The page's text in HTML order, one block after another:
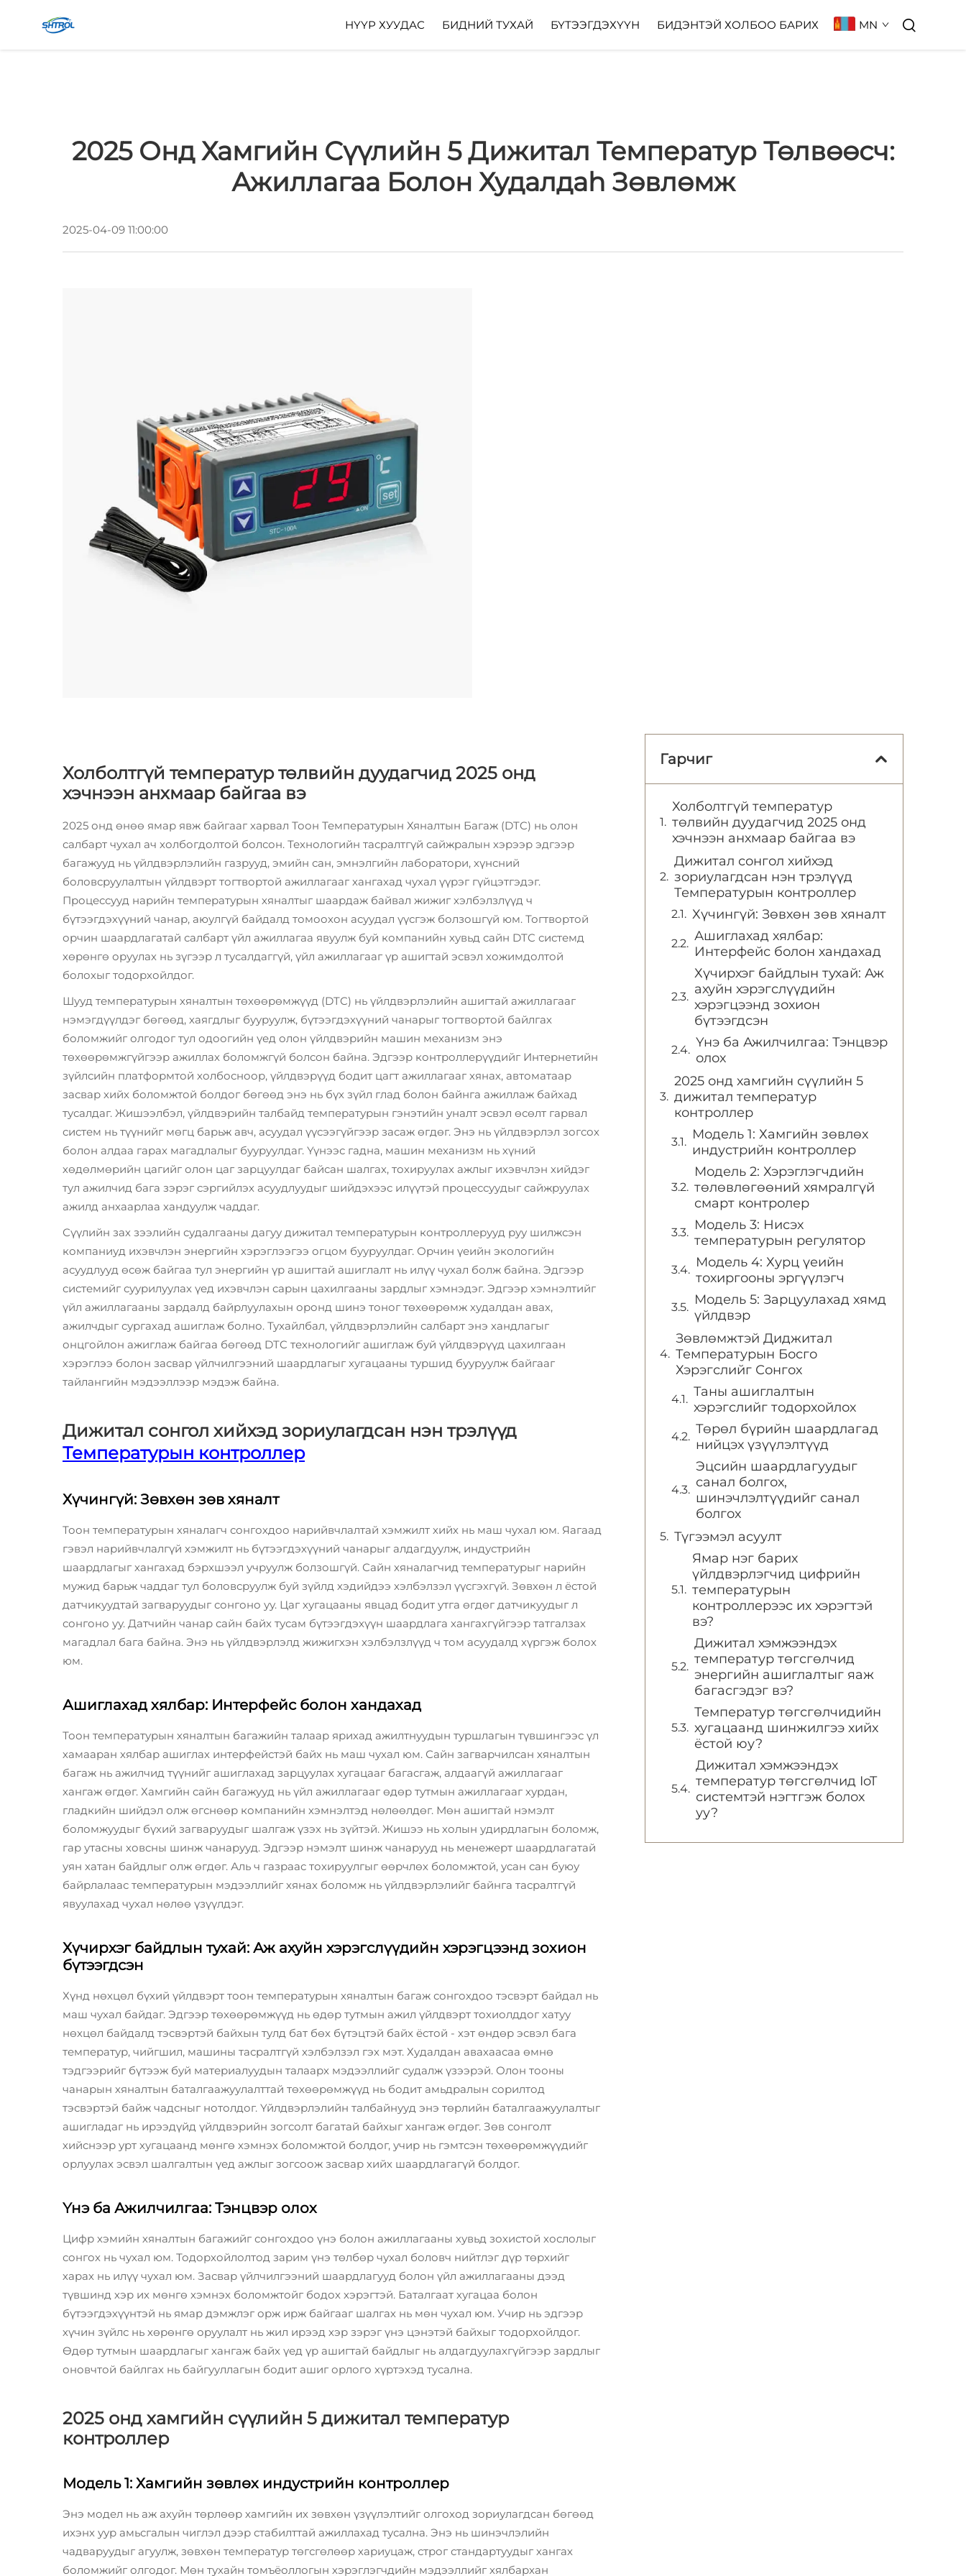
НҮҮР ХУУДАС БИДНИЙ ТУХАЙ БҮТЭЭГДЭХҮҮН БИДЭНТЭЙ ХОЛБОО БАРИХ MN
2025 Онд Хамгийн Сүүлийн 5 Дижитал Температур Төлвөөсч:
Ажиллагаа Болон Худалдah Зөвлөмж
2025-04-09 11:00:00
Холболтгүй температур төлвийн дуудагчид 2025 онд
хэчнээн анхмаар байгаа вэ
2025 онд өнөө ямар явж байгааг харвал Тоон Температурын Хяналтын Багаж (DTC) нь олон
салбарт чухал ач холбогдолтой болсон. Технологийн тасралтгүй сайжралын хэрээр эдгээр
багажууд нь үйлдвэрлэлийн газрууд, эмийн сан, эмнэлгийн лаборатори, хүнсний
боловсруулалтын үйлдвэрт тогтвортой ажиллагааг хангахад чухал үүрэг гүйцэтгэдэг.
Процессууд нарийн температурын хяналтыг шаардаж байвал жижиг хэлбэлзлүүд ч
бүтээгдэхүүний чанар, аюулгүй байдалд томоохон асуудал үүсгэж болзошгүй юм. Тогтвортой
орчин шаардлагатай салбарт үйл ажиллагаа явуулж буй компанийн хувьд сайн DTC системд
хөрөнгө оруулах нь зүгээр л тусалдаггүй, үйл ажиллагааг үр ашигтай эсвэл хожимдолтой
болохыг тодорхойлдог.
Шууд температурын хяналтын төхөөрөмжүүд (DTC) нь үйлдвэрлэлийн ашигтай ажиллагааг
нэмэгдүүлдэг бөгөөд, хаягдлыг бууруулж, бүтээгдэхүүний чанарыг тогтвортой байлгах
боломжийг олгодог тул одоогийн үед олон үйлдвэрийн машин механизм энэ
төхөөрөмжгүйгээр ажиллах боломжгүй болсон байна. Эдгээр контроллерүүдийг Интернетийн
зүйлсийн платформтой холбосноор, үйлдвэрүүд бодит цагт ажиллагааг хянах, автоматаар
засвар хийх боломжтой болдог бөгөөд энэ нь бүх зүйл глад болон байнга ажиллаж байхад
тусалдаг. Жишээлбэл, үйлдвэрийн талбайд температурын гэнэтийн уналт эсвэл өсөлт гарвал
систем нь түүнийг мөгц барьж авч, асуудал үүсээгүйгээр засаж өгдөг. Энэ нь үйлдвэрлэл зогсох
болон алдаа гарах магадлалыг бууруулдаг. Үүнээс гадна, машин механизм нь хүний
хөдөлмөрийн цагийг олон цаг зарцуулдаг байсан шалгах, тохируулах ажлыг ихэвчлэн хийдэг
тул ажилчид бага зэрэг сэргийлэх асуудлуудыг шийдэхээс илүүтэй процессуудыг сайжруулах
ажилд анхаарлаа хандуулж чаддаг.
Сүүлийн зах зээлийн судалгааны дагуу дижитал температурын контроллерууд руу шилжсэн
компаниуд ихэвчлэн энергийн хэрэглээгээ огцом бууруулдаг. Орчин үеийн экологийн
асуудлууд өсөж байгаа тул энергийн үр ашигтай ашиглалт нь илүү чухал болж байна. Эдгээр
системийг суурилуулах үед ихэвчлэн сарын цахилгааны зардлыг хэмнэдэг. Эдгээр хэмнэлтийг
үйл ажиллагааны зардалд байрлуулахын оронд шинэ тоног төхөөрөмж худалдан авах,
ажилчдыг сургахад ашиглаж болно. Тухайлбал, үйлдвэрлэлийн салбарт энэ хандлагыг
онцгойлон ажиглаж байгаа бөгөөд DTC технологийг ашиглаж буй үйлдвэрүүд цахилгаан
хэрэглээ болон засвар үйлчилгээний шаардлагыг хугацааны туршид бууруулж байгааг
тайлангийн мэдээллээр мэдэж байна.
Дижитал сонгол хийхэд зориулагдсан нэн трэлүүд
Температурын контроллер
Хүчингүй: Зөвхөн зөв хяналт
Тоон температурын хяналагч сонгохдоо нарийвчлалтай хэмжилт хийх нь маш чухал юм. Яагаад
гэвэл нарийвчлалгүй хэмжилт нь бүтээгдэхүүний чанарыг алдагдуулж, индустрийн
шаардлагыг хангахад бэрхшээл учруулж болзошгүй. Сайн хяналагчид температурыг нарийн
мужид барьж чаддаг тул боловсруулж буй зүйлд хэдийдээ хэлбэлзэл үүсгэхгүй. Зөвхөн л ёстой
датчикуудтай загваруудыг сонгоно уу. Цаг хугацааны явцад бодит утга өгдөг датчикуудыг л
сонгоно уу. Датчийн чанар сайн байх тусам бүтээгдэхүүн шаардлага хангахгүйгээр татгалзах
магадлал бага байна. Энэ нь үйлдвэрлэлд жижигхэн хэлбэлзлүүд ч том асуудалд хүргэж болох
юм.
Ашиглахад хялбар: Интерфейс болон хандахад
Тоон температурын хяналтын багажийн талаар ярихад ажилтнуудын туршлагын түвшингээс үл
хамааран хялбар ашиглах интерфейстэй байх нь маш чухал юм. Сайн загварчилсан хяналтын
багаж нь ажилчид түүнийг ашиглахад зарцуулах хугацааг багасгаж, алдаагүй ажиллагааг
хангаж өгдөг. Хамгийн сайн багажууд нь үйл ажиллагааг өдөр тутмын ажиллагааг хурдан,
гладкийн шийдэл олж өгснөөр компанийн хэмнэлтэд нөлөөлдөг. Мөн ашигтай нэмэлт
боломжуудыг бүхий загваруудыг шалгаж үзэх нь зүйтэй. Жишээ нь холын удирдлагын боломж,
гар утасны ховсны шинж чанарууд. Эдгээр нэмэлт шинж чанарууд нь менежерт шаардлагатай
уян хатан байдлыг олж өгдөг. Аль ч газраас тохируулгыг өөрчлөх боломжтой, усан сан буюу
байрлалаас температурын мэдээллийг хянах боломж нь үйлдвэрлэлийг байнга тасралтгүй
явуулахад чухал нөлөө үзүүлдэг.
Хүчирхэг байдлын тухай: Аж ахуйн хэрэгслүүдийн хэрэгцээнд зохион
бүтээгдсэн
Хүнд нөхцөл бүхий үйлдвэрт тоон температурын хяналтын багаж сонгохдоо тэсвэрт байдал нь
маш чухал байдаг. Эдгээр төхөөрөмжүүд нь өдөр тутмын ажил үйлдвэрт тохиолддог хатуу
нөхцөл байдалд тэсвэртэй байхын тулд бат бөх бүтэцтэй байх ёстой - хэт өндөр эсвэл бага
температур, чийгшил, машины тасралтгүй хэлбэлзэл гэх мэт. Худалдан авахаасаа өмнө
тэдгээрийг бүтээж буй материалуудын талаарх мэдээллийг судалж үзээрэй. Олон тооны
чанарын хяналтын баталгаажуулалттай төхөөрөмжүүд нь бодит амьдралын сорилтод
тэсвэртэй байж чадсныг нотолдог. Үйлдвэрлэлийн талбайнууд энэ төрлийн баталгаажуулалтыг
ашигладаг нь ирээдүйд үйлдвэрийн зогсолт багатай байхыг хангаж өгдөг. Зөв сонголт
хийснээр урт хугацаанд мөнгө хэмнэх боломжтой болдог, учир нь гэмтсэн төхөөрөмжүүдийг
орлуулах эсвэл шалгалтын үед ажлыг зогсоож засвар хийх шаардлагагүй болдог.
Үнэ ба Ажилчилгаа: Тэнцвэр олох
Цифр хэмийн хяналтын багажийг сонгохдоо үнэ болон ажиллагааны хувьд зохистой хослолыг
сонгох нь чухал юм. Тодорхойлолтод зарим үнэ төлбөр чухал боловч нийтлэг дүр төрхийг
харах нь илүү чухал юм. Засвар үйлчилгээний шаардлагууд болон үйл ажиллагааны дээд
түвшинд хэр их мөнгө хэмнэх боломжтойг бодох хэрэгтэй. Баталгаат хугацаа болон
бүтээгдэхүүнтэй нь ямар дэмжлэг орж ирж байгааг шалгах нь мөн чухал юм. Учир нь эдгээр
хүчин зүйлс нь хөрөнгө оруулалт нь жил ирээд хэр зэрэг үнэ цэнэтэй байхыг тодорхойлдог.
Өдөр тутмын шаардлагыг хангаж байх үед үр ашигтай байдлыг нь алдагдуулахгүйгээр зардлыг
оновчтой байлгах нь байгууллагын бодит ашиг орлого хүртэхэд тусална.
2025 онд хамгийн сүүлийн 5 дижитал температур
контроллер
Модель 1: Хамгийн зөвлөх индустрийн контроллер
Энэ модел нь аж ахуйн төрлөөр хамгийн их зөвхөн үзүүлэлтийг олгоход зориулагдсан бөгөөд
ихэнх уур амьсгалын чиглэл дээр стабилттай ажиллахад тусална. Энэ нь шинэчлэлийн
чадваруудыг агуулж, зөвхөн температур төгсгөлөөр хариуцаж, строг стандартуудыг хангах
боломжийг олгодог. Мөн тухайн томъёоллогын хэрэглэгчдийн мэдээллийг хялбархан
Гарчиг
Холболтгүй температур
төлвийн дуудагчид 2025 онд
хэчнээн анхмаар байгаа вэ
Дижитал сонгол хийхэд
зориулагдсан нэн трэлүүд
Температурын контроллер
Хүчингүй: Зөвхөн зөв хяналт
Ашиглахад хялбар:
Интерфейс болон хандахад
Хүчирхэг байдлын тухай: Аж
ахуйн хэрэгслүүдийн
хэрэгцээнд зохион
бүтээгдсэн
Үнэ ба Ажилчилгаа: Тэнцвэр
олох
2025 онд хамгийн сүүлийн 5
дижитал температур
контроллер
Модель 1: Хамгийн зөвлөх
индустрийн контроллер
Модель 2: Хэрэглэгчдийн
төлөвлөгөөний хямралгүй
смарт контролер
Модель 3: Нисэх
температурын регулятор
Модель 4: Хурц үеийн
тохиргооны эргүүлэгч
Модель 5: Зарцуулахад хямд
үйлдвэр
Зөвлөмжтэй Диджитал
Температурын Босго
Хэрэгслийг Сонгох
Таны ашиглалтын
хэрэгслийг тодорхойлох
Төрөл бүрийн шаардлагад
нийцэх үзүүлэлтүүд
Эцсийн шаардлагуудыг
санал болгох,
шинэчлэлтүүдийг санал
болгох
Түгээмэл асуулт
Ямар нэг барих
үйлдвэрлэгчид цифрийн
температурын
контроллерээс их хэрэгтэй
вэ?
Дижитал хэмжээндэх
температур төгсгөлчид
энергийн ашиглалтыг яаж
багасгэдэг вэ?
Температур төгсгөлчидийн
хугацаанд шинжилгээ хийх
ёстой юу?
Дижитал хэмжээндэх
температур төгсгөлчид IoT
системтэй нэгтгэж болох
уу?